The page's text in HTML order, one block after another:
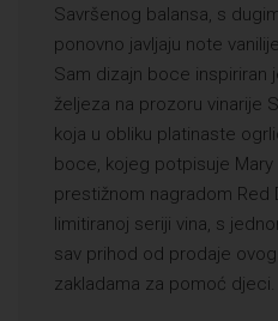
Savršenog balansa, s
ponovno javljaju note
Sam dizajn boce inspiriran
željeza na prozoru vinarije
koja u obliku platinaste
boce, kojeg potpisuje
prestižnom nagradom Red
limitiranoj seriji vina, s
sav prihod od prodaje
zakladama za pomoć djeci.